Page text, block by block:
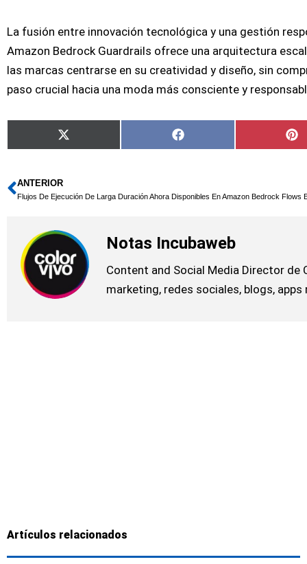
La fusión entre innovación tecnológica y una gestión
Amazon Bedrock Guardrails ofrece una arquitectura
las marcas centrarse en su creatividad y diseño, sin
paso crucial hacia una moda más consciente y
Compartir
en
X
(Twitter)
Compartir
en
Facebook
Ant
ANTERIOR
Notas Incubaweb
Content and Social Media Director de
marketing, redes sociales, blogs, apps
Artículos relacionados